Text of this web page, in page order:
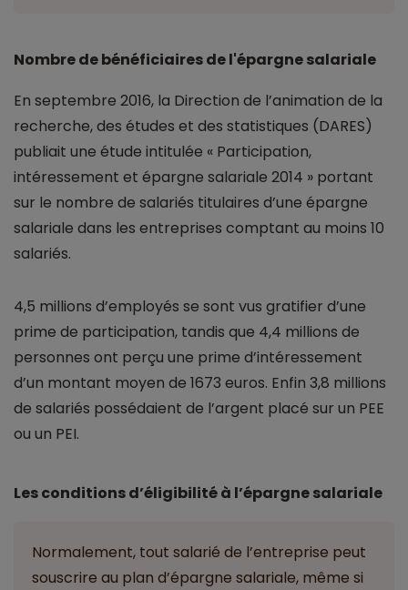
Nombre de bénéficiaires de l'épargne salariale
En septembre 2016, la Direction de l’animation de la
recherche, des études et des statistiques (DARES)
publiait une étude intitulée « Participation,
intéressement et épargne salariale 2014 » portant
sur le nombre de salariés titulaires d’une épargne
salariale dans les entreprises comptant au moins 10
salariés.
4,5 millions d’employés se sont vus gratifier d’une
prime de participation, tandis que 4,4 millions de
personnes ont perçu une prime d’intéressement
d’un montant moyen de 1673 euros. Enfin 3,8 millions
de salariés possédaient de l’argent placé sur un PEE
ou un PEI.
Les conditions d’éligibilité à l’épargne salariale
Normalement, tout salarié de l’entreprise peut
souscrire au plan d’épargne salariale, même si